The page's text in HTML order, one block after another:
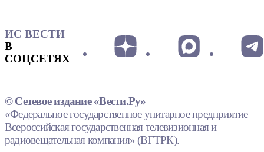
ИС ВЕСТИ
В
СОЦСЕТЯХ
© Сетевое издание «Вести.Ру»
«Федеральное государственное унитарное предприятие
Всероссийская государственная телевизионная и
радиовещательная компания» (ВГТРК).